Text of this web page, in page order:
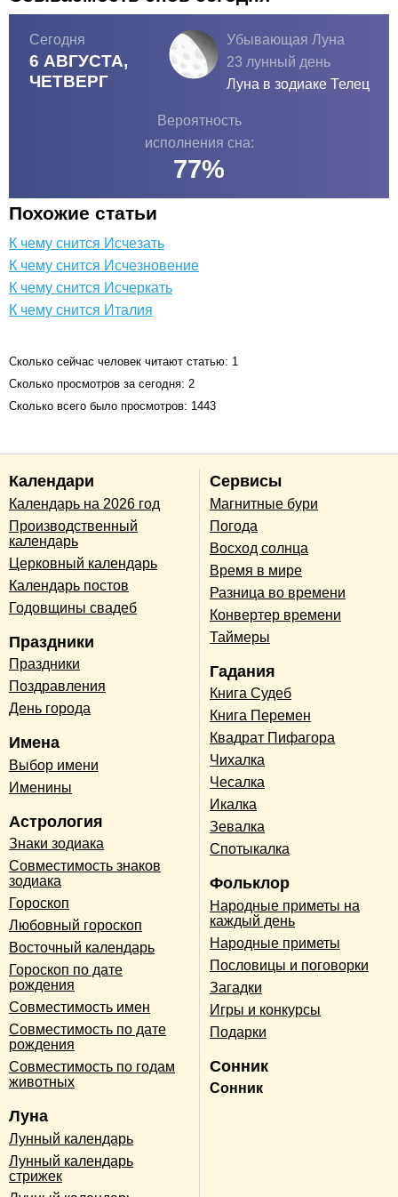
Сегодня
6 АВГУСТА,
ЧЕТВЕРГ
Убывающая Луна
23 лунный день
Луна в зодиаке Телец
Вероятность
исполнения сна:
77%
Похожие статьи
К чему снится Исчезать
К чему снится Исчезновение
К чему снится Исчеркать
К чему снится Италия
Сколько сейчас человек читают статью: 1
Сколько просмотров за сегодня: 2
Сколько всего было просмотров: 1443
Календари
Календарь на 2026 год
Производственный
календарь
Церковный календарь
Календарь постов
Годовщины свадеб
Праздники
Праздники
Поздравления
День города
Имена
Выбор имени
Именины
Астрология
Знаки зодиака
Совместимость знаков
зодиака
Гороскоп
Любовный гороскоп
Восточный календарь
Гороскоп по дате
рождения
Совместимость имен
Совместимость по дате
рождения
Совместимость по годам
животных
Луна
Лунный календарь
Лунный календарь
стрижек
Сервисы
Магнитные бури
Погода
Восход солнца
Время в мире
Разница во времени
Конвертер времени
Таймеры
Гадания
Книга Судеб
Книга Перемен
Квадрат Пифагора
Чихалка
Чесалка
Икалка
Зевалка
Спотыкалка
Фольклор
Народные приметы на
каждый день
Народные приметы
Пословицы и поговорки
Загадки
Игры и конкурсы
Подарки
Сонник
Сонник